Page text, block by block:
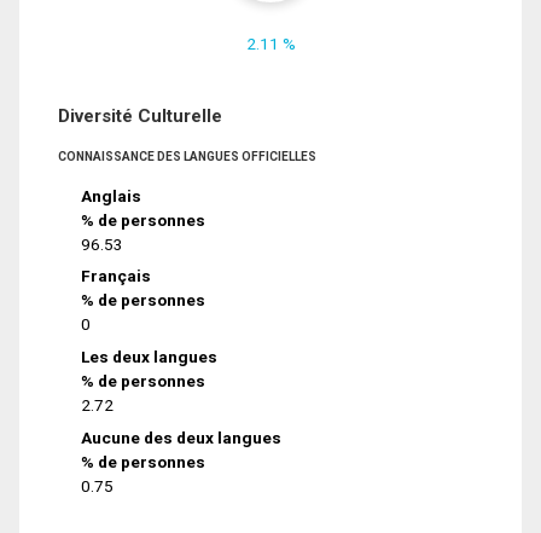
2.11 %
Diversité Culturelle
CONNAISSANCE DES LANGUES OFFICIELLES
Anglais
% de personnes
96.53
Français
% de personnes
0
Les deux langues
% de personnes
2.72
Aucune des deux langues
% de personnes
0.75